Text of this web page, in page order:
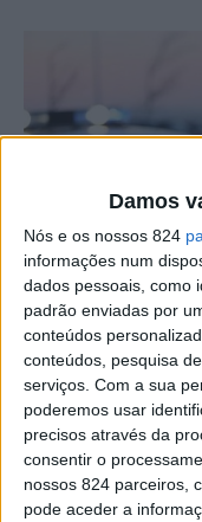
Damos
Nós e os nossos 824
informações num
dados pessoais, como
padrão enviadas por
conteúdos
conteúdos, pesquisa
serviços. Com a sua
poderemos usar
precisos através da
consentir o
nossos 824 parceiros,
pode aceder a
O Tribunal Judicial
por pulseira
detido pela GNR na
Portalegre, pelo